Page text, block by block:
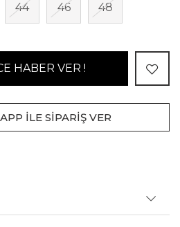
44 46 48
HABER VER !
İLE SİPARİŞ VER